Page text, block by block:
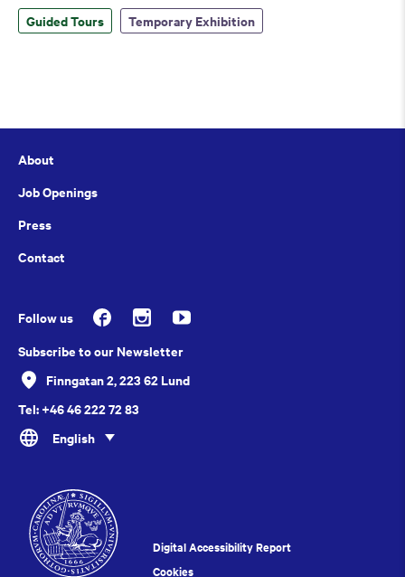
Guided Tours Temporary Exhibition
About
Job Openings
Press
Contact
Follow us
Subscribe to our Newsletter
Finngatan 2, 223 62 Lund
Tel: +46 46 222 72 83
English
Digital Accessibility Report
Cookies